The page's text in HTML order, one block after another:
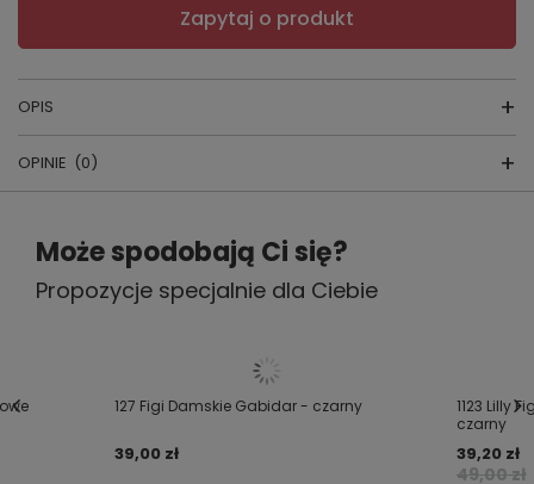
Zapytaj o produkt
OPIS
Biustonosz usztywniany
GATTA
zapewnia stabilne podtrzymanie, wygodę przez cały
dzień i gładkie wykończenie pod ubraniem,
będzie trafnym wyborem. Ten model polecamy
oddychające materiały i dopracowaną konstrukcję.
OPINIE (0)
Napisz swoją opinię
Twoja ocena:
Może spodobają Ci się?
Propozycje specjalnie dla Ciebie
127 Figi Damskie Gabidar - czarny
39,00 zł
1123 Lilly
czarny
49,00 zł
39,20 zł